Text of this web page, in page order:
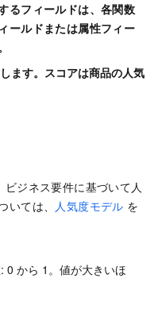
るフィールドは、各関数
ールドまたは属性フィー
ます。スコアは商品の人気
ジネス要件に基づいて人
ては、 人気度モデル を
0 から 1。値が大きいほ